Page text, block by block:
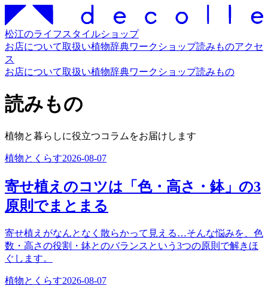
松江のライフスタイルショップ
お店について取扱い植物辞典ワークショップ読みものアクセ
ス
お店について取扱い植物辞典ワークショップ読みもの
読みもの
植物と暮らしに役立つコラムをお届けします
植物とくらす2026-08-07
寄せ植えのコツは「色・高さ・鉢」の3
原則でまとまる
寄せ植えがなんとなく散らかって見える…そんな悩みを、色
数・高さの役割・鉢とのバランスという3つの原則で解きほ
ぐします。
植物とくらす2026-08-07